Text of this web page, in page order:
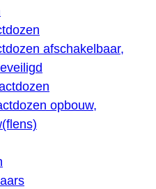
afschakelbaar,
opbouw,